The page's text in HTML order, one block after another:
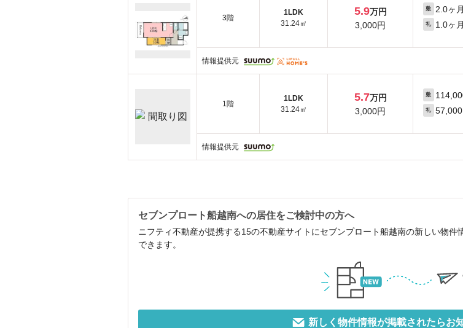
3階
1LDK
31.24㎡
5.9万円
3,000円
敷 2.0ヶ月
礼 1.0ヶ月
情報提供元
1階
1LDK
31.24㎡
5.7万円
3,000円
敷
礼 57,000
情報提供元
セブンプロート船越南への居住をご検討中の方へ
ニフティ不動産が提携する15の不動産サイトにセブンプロート船越南の新しい物
できます。
新しく物件情報が掲載されたらお